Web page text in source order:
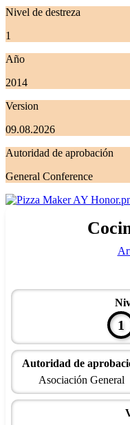
Nivel de destreza
1
Año
2014
Version
09.08.2026
Autoridad de aprobación
General Conference
1
Autoridad de
Asociación General